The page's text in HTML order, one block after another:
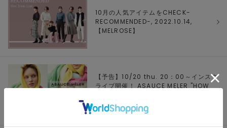
10月の人気アイテムをCHECK-
RECOMMENDED-, 2022.10.14,
【 MELROSE】
【予告】10/20 thu. 20：00～インスタ
ライブ開催！ ASAUCE MELER "HOW
【martinique】